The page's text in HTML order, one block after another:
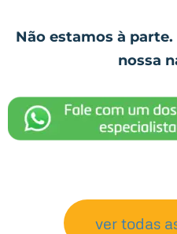
Não estamos à parte.
nossa
ver todas